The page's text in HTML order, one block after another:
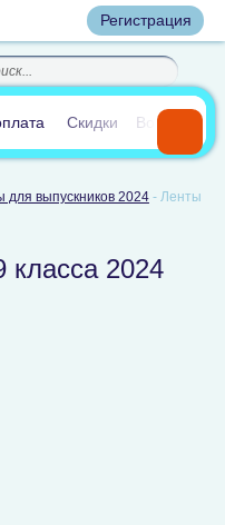
Регистрация
Скидки Вопросы и
для выпускников 2024- Ленты
класса 2024